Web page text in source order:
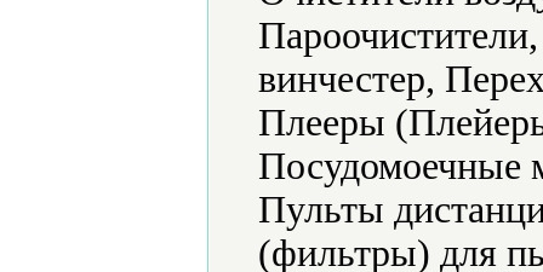
винчестер,
Плееры
Посудомоечные
Пульты
(фильтры) для